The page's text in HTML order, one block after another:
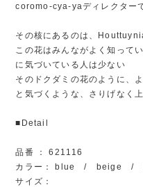
coromo-cya-yaディレクター
その核にあるのは、
この花はみんながよく知って
に気づいている人は少ない
そのドクダミの花のように、
と気づくような、さりげなく
■Detail
品番 ： 621116
カラー： blue / beige /
サイズ：